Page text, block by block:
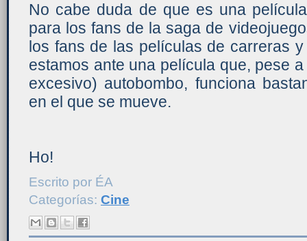
No cabe duda de que es una
para los fans de la saga de
los fans de las películas de carreras
estamos ante una película que, pese
excesivo) autobombo, funciona
en el que se mueve.
Ho!
Escrito por ÉA
Categorías: Cine